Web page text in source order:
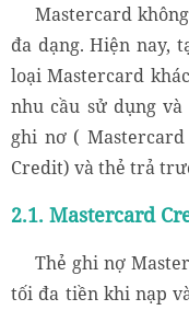
Mastercard
đa dạng. Hiện nay,
loại Mastercard
nhu cầu sử dụng
ghi nơ (
Credit) và thẻ trả
2.1. Mastercard
Thẻ ghi nợ
tối đa tiền khi nạp